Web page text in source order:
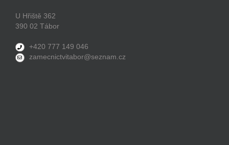
U Hřiště 362
390 02 Tábor
+420 777 149 046
zamecnictvitabor@seznam.cz